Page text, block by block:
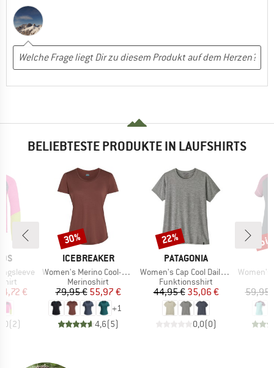
BELIEBTESTE PRODUKTE IN LAUFSHIRTS
Preis
€
(2)
MARKE
ICEBREAKER
Artikel
Women's Merino Cool-Lite Sphere III S/S Scoop
Produktgruppe
Merinoshirt
Preis
79,95 €reduzierter Preis
55,97 €
+1
4,6(5)
Rabatt
30%
MARKE
PATAGONIA
Artikel
Women's Cap Cool Daily Shirt
Produktgruppe
Funktionsshirt
Preis
44,95 €reduzierter Preis
35,06 €
0,0(0)
Rabatt
22%
Artikel
Women's
59,95